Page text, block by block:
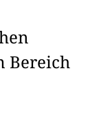
Bereich